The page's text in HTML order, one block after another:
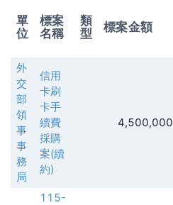
單
位
標案
名稱
類
型
標案金額
外
交
部
領
事
事
務
局
信用
卡刷
卡手
續費
採購
案(續
約)
4,500,000
115-